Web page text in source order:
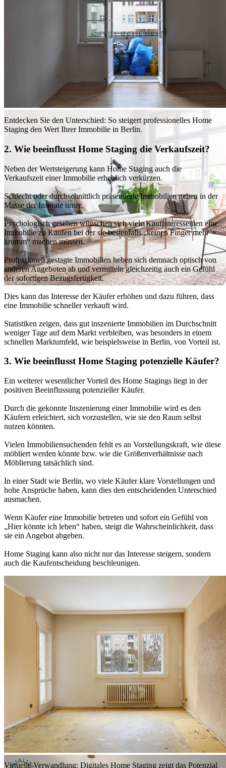
Entdecken Sie den Unterschied: So steigert professionelles Home
Staging den Wert Ihrer Immobilie in Berlin.
2. Wie beeinflusst Home Staging die Verkaufszeit?
Neben der Wertsteigerung kann Home Staging auch die
Verkaufszeit einer Immobilie erheblich verkürzen.
Schlecht oder durchschnittlich präsentierte Immobilien gehen in der
Masse der Inserate unter.
Psychologisch gesehen wünschen sich viele Kaufinteressenten eine
Immobilie zu Kaufen bei der sie bestenfalls „keinen Finger mehr
krumm“ machen müssen.
Professionell gestagte Immobilien heben sich demnach optisch von
anderen Angeboten ab und vermitteln gleichzeitig auch ein Gefühl
der sofortigen Bezugsfertigkeit.
Dies kann das Interesse der Käufer erhöhen und dazu führen, dass
eine Immobilie schneller verkauft wird.
Statistiken zeigen, dass gut inszenierte Immobilien im Durchschnitt
weniger Tage auf dem Markt verbleiben, was besonders in einem
schnellen Marktumfeld, wie beispielsweise in Berlin, von Vorteil ist.
3. Wie beeinflusst Home Staging potenzielle Käufer?
Ein weiterer wesentlicher Vorteil des Home Stagings liegt in der
positiven Beeinflussung potenzieller Käufer.
Durch die gekonnte Inszenierung einer Immobilie wird es den
Käufern erleichtert, sich vorzustellen, wie sie den Raum selbst
nutzen könnten.
Vielen Immobiliensuchenden fehlt es an Vorstellungskraft, wie diese
möbliert werden könnte bzw. wie die Größenverhältnisse nach
Möblierung tatsächlich sind.
In einer Stadt wie Berlin, wo viele Käufer klare Vorstellungen und
hohe Ansprüche haben, kann dies den entscheidenden Unterschied
ausmachen.
Wenn Käufer eine Immobilie betreten und sofort ein Gefühl von
„Hier könnte ich leben“ haben, steigt die Wahrscheinlichkeit, dass
sie ein Angebot abgeben.
Home Staging kann also nicht nur das Interesse steigern, sondern
auch die Kaufentscheidung beschleunigen.
Virtuelle Verwandlung: Digitales Home Staging zeigt das Potenzial